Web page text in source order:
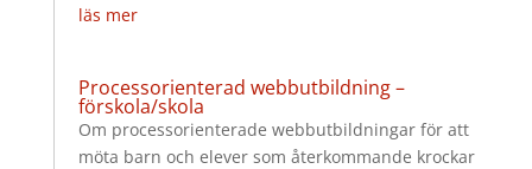
läs mer
Processorienterad webbutbildning –
förskola/skola
Om processorienterade webbutbildningar för att
möta barn och elever som återkommande krockar